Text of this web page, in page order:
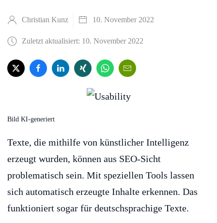
Christian Kunz 10. November 2022
Zuletzt aktualisiert: 10. November 2022
Bild KI-generiert
Texte, die mithilfe von künstlicher Intelligenz
erzeugt wurden, können aus SEO-Sicht
problematisch sein. Mit speziellen Tools lassen
sich automatisch erzeugte Inhalte erkennen. Das
funktioniert sogar für deutschsprachige Texte.